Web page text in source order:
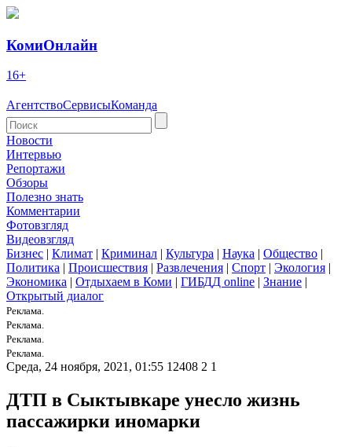
КомиОнлайн
16+
АгентствоСервисыКоманда
Новости
Интервью
Репортажи
Обзоры
Полезно знать
Комментарии
Фотовзгляд
Видеовзгляд
Бизнес | Климат | Криминал | Культура | Наука | Общество |
Политика | Происшествия | Развлечения | Спорт | Экология |
Экономика | Отдыхаем в Коми | ГИБДД online | Знание |
Открытый диалог
Реклама.
Реклама.
Реклама.
Реклама.
Среда, 24 ноября, 2021, 01:55 12408 2 1
ДТП в Сыктывкаре унесло жизнь
пассажирки иномарки